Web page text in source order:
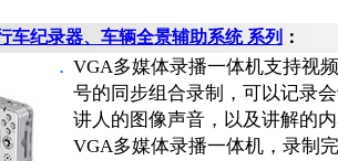
车纪录器、车辆全景辅助系统 系列 ：
． VGA多媒体录播一体机支持视
号的同步组合录制，可以记录
讲人的图像声音，以及讲解的
VGA多媒体录播一体机，录制